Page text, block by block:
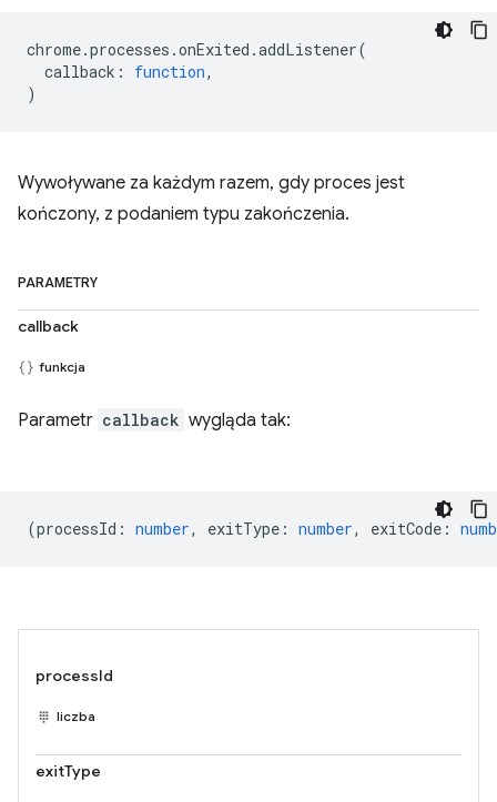
chrome.processes .onExited .addListener(
callback : function,
)
Wywoływane za każdym razem, gdy proces jest
kończony, z podaniem typu zakończenia.
PARAMETRY
callback
funkcja
Parametr callback wygląda tak:
(processId : number, exitType : number, exitCode :
processId
liczba
exitType